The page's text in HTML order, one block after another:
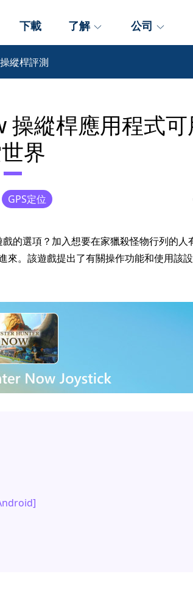
下載 了解 公司
縱桿評測
縱桿應用程式可
界
GPS定位
的選項？加入想要在家獵殺怪物行列的人
來。該遊戲提出了有關操作功能和使用該